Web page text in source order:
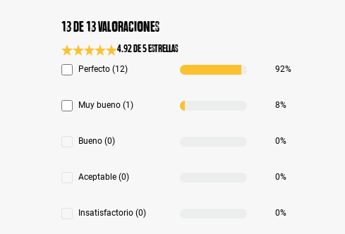
13 de 13 valoraciones
Calificación promedio de 4.9 de 5 estrellas
4.92 de 5 Estrellas
Perfecto (12) 92%
Muy bueno (1) 8%
Bueno (0) 0%
Aceptable (0) 0%
Insatisfactorio (0) 0%